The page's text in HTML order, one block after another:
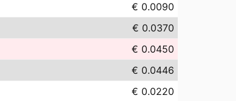
€ 0.0090
€ 0.0370
€ 0.0450
€ 0.0446
€ 0.0220